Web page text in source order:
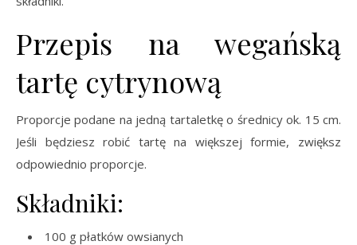
Przepis na wegańską
tartę cytrynową
Proporcje podane na jedną tartaletkę o średnicy ok. 15 cm.
Jeśli będziesz robić tartę na większej formie, zwiększ
odpowiednio proporcje.
Składniki:
100 g płatków owsianych